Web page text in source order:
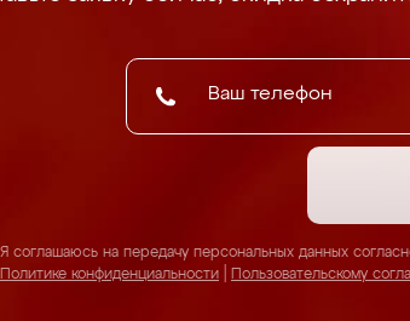
Я соглашаюсь на передачу персональных данных
Политике конфиденциальности
Пользовательскому